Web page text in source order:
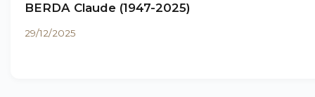
BERDA Claude (1947-2025)
29/12/2025